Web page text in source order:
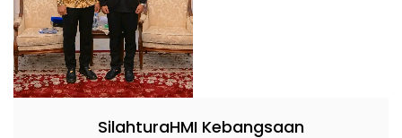
SilahturaHMI Kebangsaan